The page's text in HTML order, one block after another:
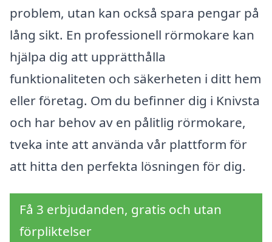
problem, utan kan också spara pengar på
lång sikt. En professionell rörmokare kan
hjälpa dig att upprätthålla
funktionaliteten och säkerheten i ditt hem
eller företag. Om du befinner dig i Knivsta
och har behov av en pålitlig rörmokare,
tveka inte att använda vår plattform för
att hitta den perfekta lösningen för dig.
Få 3 erbjudanden, gratis och utan
förpliktelser